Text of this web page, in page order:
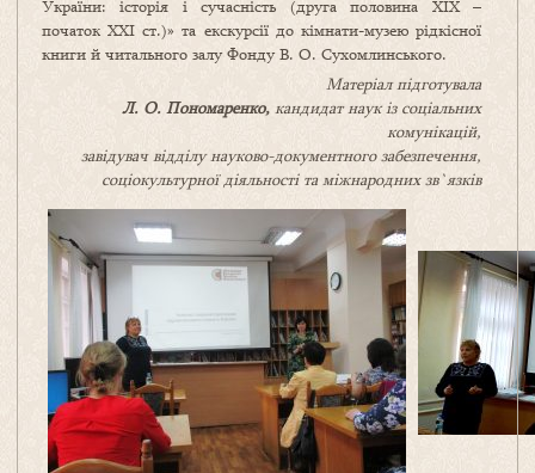
України: історія і сучасність (друга половина XIX –
початок XXI ст.)» та екскурсії до кімнати-музею рідкісної
книги й читального залу Фонду В. О. Сухомлинського.
Матеріал підготувала
Л. О. Пономаренко, кандидат наук із соціальних
комунікацій,
завідувач відділу науково-документного забезпечення,
соціокультурної діяльності та міжнародних зв`язків